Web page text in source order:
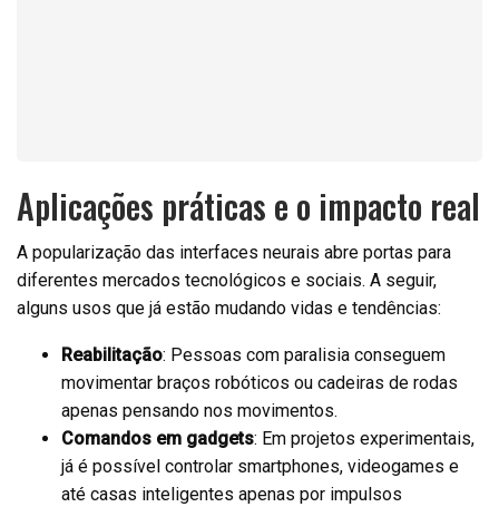
Aplicações práticas e o impacto real
A popularização das interfaces neurais abre portas para
diferentes mercados tecnológicos e sociais. A seguir,
alguns usos que já estão mudando vidas e tendências:
Reabilitação: Pessoas com paralisia conseguem
movimentar braços robóticos ou cadeiras de rodas
apenas pensando nos movimentos.
Comandos em gadgets: Em projetos experimentais,
já é possível controlar smartphones, videogames e
até casas inteligentes apenas por impulsos